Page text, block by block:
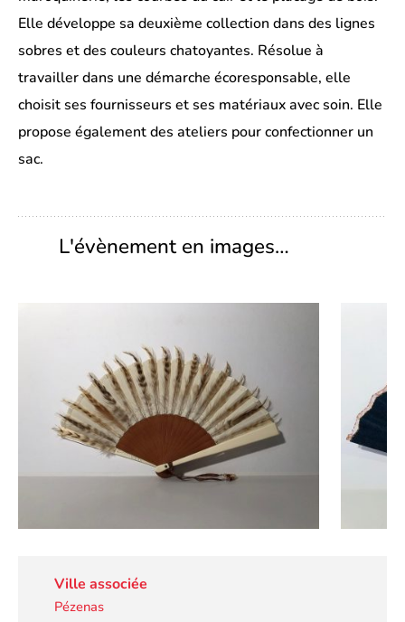
Elle développe sa deuxième collection dans des lignes
sobres et des couleurs chatoyantes. Résolue à
travailler dans une démarche écoresponsable, elle
choisit ses fournisseurs et ses matériaux avec soin. Elle
propose également des ateliers pour confectionner un
sac.
L'évènement en images…
Ville associée
Pézenas